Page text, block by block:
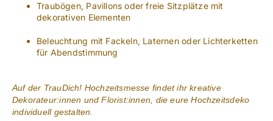
Traubögen, Pavillons oder freie Sitzplätze mit
dekorativen Elementen
Beleuchtung mit Fackeln, Laternen oder Lichterketten
für Abendstimmung
Auf der TrauDich! Hochzeitsmesse findet ihr kreative
Dekorateur:innen und Florist:innen, die eure Hochzeitsdeko
individuell gestalten.